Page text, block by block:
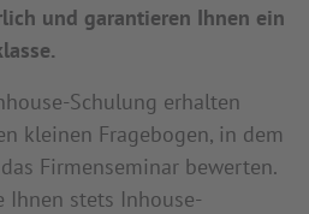
und garantieren Ihnen ein
Schulung erhalten
kleinen Fragebogen, in dem
Firmenseminar bewerten.
Ihnen stets Inhouse-